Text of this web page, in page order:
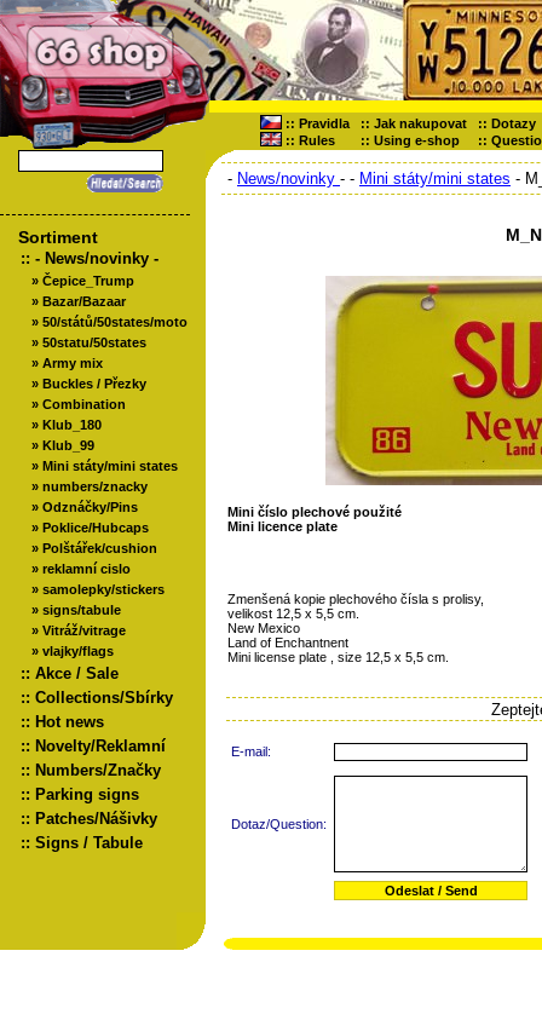
:: Pravidla :: Jak nakupovat :: Dotazy
:: Rules :: Using e-shop ::
Sortiment
:: - News/novinky -
» Čepice_Trump
» Bazar/Bazaar
» 50/států/50states/moto
» 50statu/50states
» Army mix
» Buckles / Přezky
» Combination
» Klub_180
» Klub_99
» Mini státy/mini states
» numbers/znacky
» Odznáčky/Pins
» Poklice/Hubcaps
» Polštářek/cushion
» reklamní cislo
» samolepky/stickers
» signs/tabule
» Vitráž/vitrage
» vlajky/flags
:: Akce / Sale
:: Collections/Sbírky
:: Hot news
:: Novelty/Reklamní
:: Numbers/Značky
:: Parking signs
:: Patches/Nášivky
:: Signs / Tabule
- News/novinky - - Mini státy/mini states -
Mini číslo plechové použité
Mini licence plate
Zmenšená kopie plechového čísla s prolisy,
velikost 12,5 x 5,5 cm.
New Mexico
Land of Enchantnent
Mini license plate , size 12,5 x 5,5 cm.
E-mail:
Dotaz/Question: